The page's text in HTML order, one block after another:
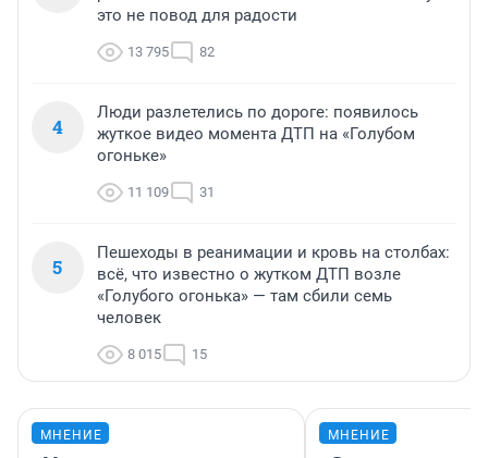
это не повод для радости
13 795 82
4
Люди разлетелись по дороге: появилось
жуткое видео момента ДТП на «Голубом
огоньке»
11 109 31
5
Пешеходы в реанимации и кровь на столбах:
всё, что известно о жутком ДТП возле
«Голубого огонька» — там сбили семь
человек
8 015 15
МНЕНИЕ МНЕНИЕ